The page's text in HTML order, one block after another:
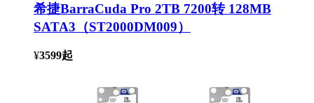
希捷BarraCuda Pro 2TB 7200转 128MB
SATA3（ST2000DM009）
¥3599起